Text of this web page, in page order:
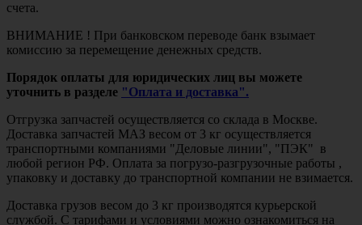
счета.
ВНИМАНИЕ ! При банковском переводе банк взымает
комиссию за перемещение денежных средств.
Порядок оплаты для юридических лиц вы можете
уточнить в разделе "Оплата и доставка".
Отгрузка запчастей осуществляется со склада в Москве.
Доставка запчастей МАЗ весом от 3 кг осуществляется
транспортными компаниями "Деловые линии", "ПЭК" в
любой регион РФ. Оплата за погрузо-разгрузочные работы ,
упаковку и доставку до транспортной компании не взимается.
Доставка грузов весом до 3 кг производятся курьерской
службой. С тарифами и условиями можно ознакомиться на